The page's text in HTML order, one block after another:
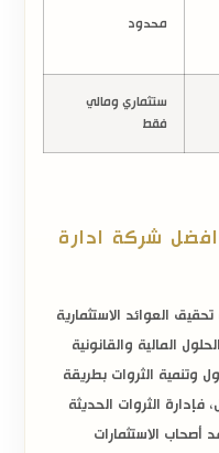
محدود
ستثماري ومالي
فقط
شركة ادارة
العوائد الاستثمارية
المالية والقانونية
وتنمية الثروات بطريقة
فإدارة الثروات الحديثة
أصحاب الاستثمارات